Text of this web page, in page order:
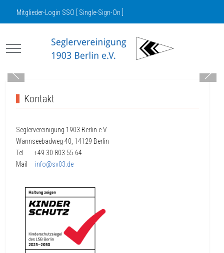
Mitglieder-Login SSO [ Single-Sign-On ]
Mobile Menu Toggle
Kontakt
Seglervereinigung 1903 Berlin e.V.
Wannseebadweg 40, 14129 Berlin
Tel +49 30 803 55 64
Mail info@sv03.de